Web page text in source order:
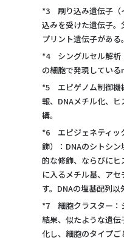
*3 刷り込み遺伝子（
込みを受けた遺伝子
プリント遺伝子がある。
*4 シングルセル解析
の細胞で発現している
*5 エピゲノム制御機
報、DNAメチル化、
構。
*6 エピジェネティッ
飾）：DNAのシトシ
的な修飾、ならびに
に入るメチル基、ア
す。DNAの塩基配列以
*7 細胞クラスター：
結果、似たような遺
化し、細胞のタイプご